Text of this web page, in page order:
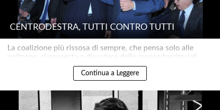
CENTRODESTRA, TUTTI CONTRO TUTTI
La coalizione più rissosa di sempre, che pensa solo alle
poltrone, si appresta a discutere delle mance territoriali..
Continua a Leggere